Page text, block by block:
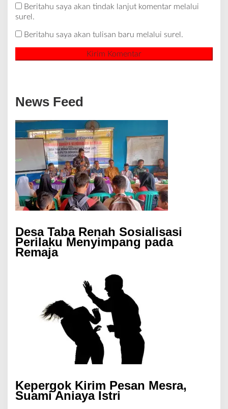
Beritahu saya akan tindak lanjut komentar melalui
surel.
Beritahu saya akan tulisan baru melalui surel.
News Feed
Desa Taba Renah Sosialisasi
Perilaku Menyimpang pada
Remaja
Kepergok Kirim Pesan Mesra,
Suami Aniaya Istri